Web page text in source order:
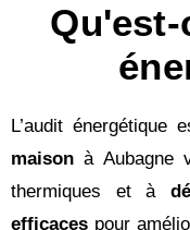
L’audit énergétique
maison à Aubagne
thermiques et à
efficaces pour